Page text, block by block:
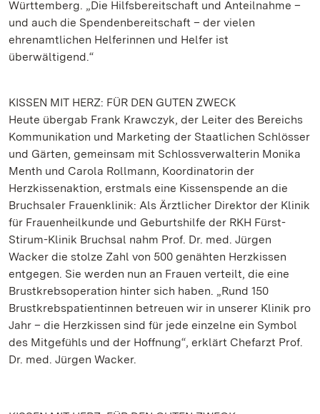
Württemberg. „Die Hilfsbereitschaft und Anteilnahme –
und auch die Spendenbereitschaft – der vielen
ehrenamtlichen Helferinnen und Helfer ist
überwältigend.“
KISSEN MIT HERZ: FÜR DEN GUTEN ZWECK
Heute übergab Frank Krawczyk, der Leiter des Bereichs
Kommunikation und Marketing der Staatlichen Schlösser
und Gärten, gemeinsam mit Schlossverwalterin Monika
Menth und Carola Rollmann, Koordinatorin der
Herzkissenaktion, erstmals eine Kissenspende an die
Bruchsaler Frauenklinik: Als Ärztlicher Direktor der Klinik
für Frauenheilkunde und Geburtshilfe der RKH Fürst-
Stirum-Klinik Bruchsal nahm Prof. Dr. med. Jürgen
Wacker die stolze Zahl von 500 genähten Herzkissen
entgegen. Sie werden nun an Frauen verteilt, die eine
Brustkrebsoperation hinter sich haben. „Rund 150
Brustkrebspatientinnen betreuen wir in unserer Klinik pro
Jahr – die Herzkissen sind für jede einzelne ein Symbol
des Mitgefühls und der Hoffnung“, erklärt Chefarzt Prof.
Dr. med. Jürgen Wacker.